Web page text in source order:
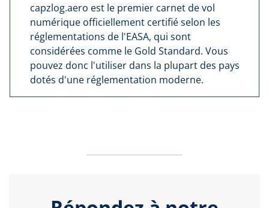
capzlog.aero est le premier carnet de vol
numérique officiellement certifié selon les
réglementations de l'EASA, qui sont
considérées comme le Gold Standard. Vous
pouvez donc l'utiliser dans la plupart des pays
dotés d'une réglementation moderne.